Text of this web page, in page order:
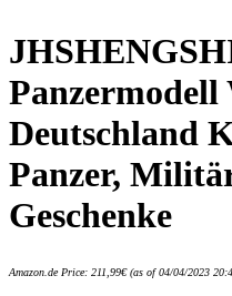
Deutschland
Panzer,
Geschenke
Amazon.de Price: 211,99€(as of 04/04/2023